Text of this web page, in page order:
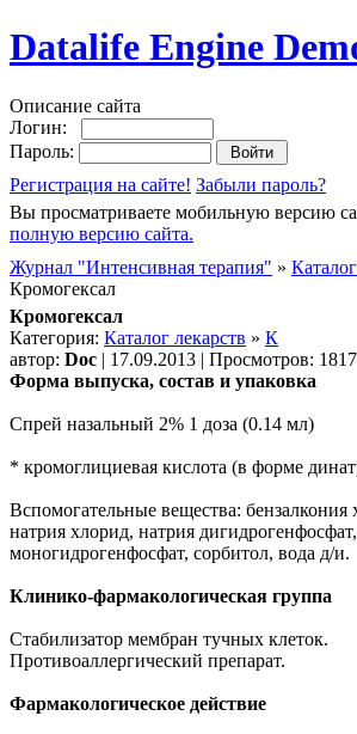
Datalife Engine
Описание сайта
Логин:
Пароль:
Регистрация на сайте! Забыли пароль?
Вы просматриваете мобильную версию
полную версию сайта.
Журнал "Интенсивная терапия" »
Кромогексал
Кромогексал
Категория: Каталог лекарств » К
автор: Doc | 17.09.2013 | Просмотров: 1817
Форма выпуска, состав и упаковка
Спрей назальный 2% 1 доза (0.14 мл)
* кромоглициевая кислота (в форме
Вспомогательные вещества:
натрия хлорид, натрия
моногидрогенфосфат, сорбитол, вода д/и.
Клинико-фармакологическая группа
Стабилизатор мембран тучных клеток.
Противоаллергический препарат.
Фармакологическое действие